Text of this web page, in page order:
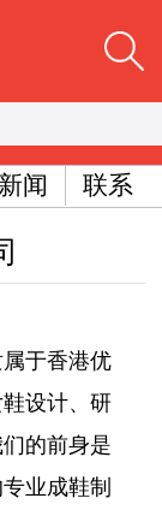
新闻 联系
于香港优
设计、研
的前身是
业成鞋制